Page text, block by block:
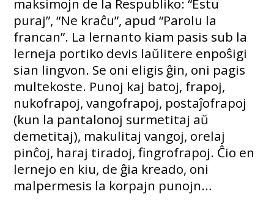
maksimojn de la Respubliko: “Estu
puraj”, “Ne kraĉu”, apud “Parolu la
francan”. La lernanto kiam pasis sub la
lerneja portiko devis laŭlitere enpoŝigi
sian lingvon. Se oni eligis ĝin, oni pagis
multekoste. Punoj kaj batoj, frapoj,
nukofrapoj, vangofrapoj, postaĵofrapoj
(kun la pantalonoj surmetitaj aŭ
demetitaj), makulitaj vangoj, orelaj
pinĉoj, haraj tiradoj, fingrofrapoj. Ĉio en
lernejo en kiu, de ĝia kreado, oni
malpermesis la korpajn punojn…